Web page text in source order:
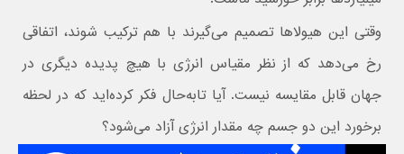
وقتی این هیولاها تصمیم می‌گیرند با هم ترکیب شوند، اتفاقی
رخ می‌دهد که از نظر مقیاس انرژی با هیچ پدیده دیگری در
جهان قابل مقایسه نیست. آیا تا‌به‌حال فکر کرده‌اید که در لحظه
برخورد این دو جسم چه مقدار انرژی آزاد می‌شود؟